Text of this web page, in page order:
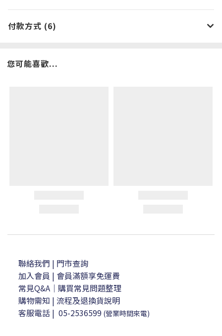
付款方式 (6)
您可能喜歡...
聯絡我們 | 門市查詢
加入會員 | 會員滿額享免運費
常見Q&A｜購買常見問題整理
購物需知 | 流程及退換貨說明
客服電話 | 05-2536599 (營業時間來電)